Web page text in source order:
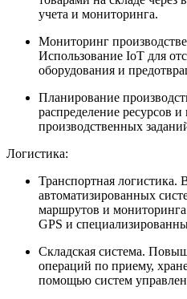
учета и мониторинга.
Мониторинг
Использование IoT для
оборудования и
Планирование
распределение ресурсов
производственных
Логистика:
Транспортная логистика.
автоматизированных
маршрутов и
GPS и
Складская система.
операций по приему,
помощью систем